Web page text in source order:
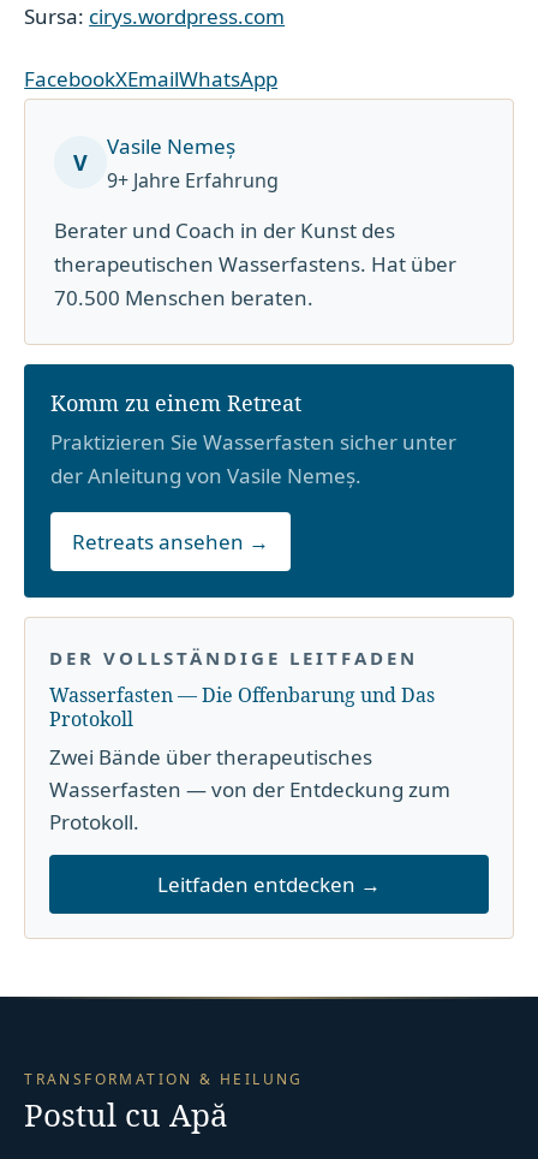
Sursa: cirys.wordpress.com
FacebookXEmailWhatsApp
V
Vasile Nemeș
9+ Jahre Erfahrung
Berater und Coach in der Kunst des
therapeutischen Wasserfastens. Hat über
70.500 Menschen beraten.
Komm zu einem Retreat
Praktizieren Sie Wasserfasten sicher unter
der Anleitung von Vasile Nemeș.
Retreats ansehen →
DER VOLLSTÄNDIGE LEITFADEN
Wasserfasten — Die Offenbarung und Das
Protokoll
Zwei Bände über therapeutisches
Wasserfasten — von der Entdeckung zum
Protokoll.
Leitfaden entdecken →
TRANSFORMATION & HEILUNG
Postul cu Apă